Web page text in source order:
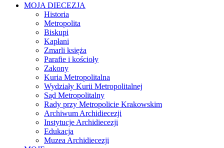
MOJA DIECEZJA
Historia
Metropolita
Biskupi
Kapłani
Zmarli księża
Parafie i kościoły
Zakony
Kuria Metropolitalna
Wydziały Kurii Metropolitalnej
Sąd Metropolitalny
Rady przy Metropolicie Krakowskim
Archiwum Archidiecezji
Instytucje Archidiecezji
Edukacja
Muzea Archidiecezji